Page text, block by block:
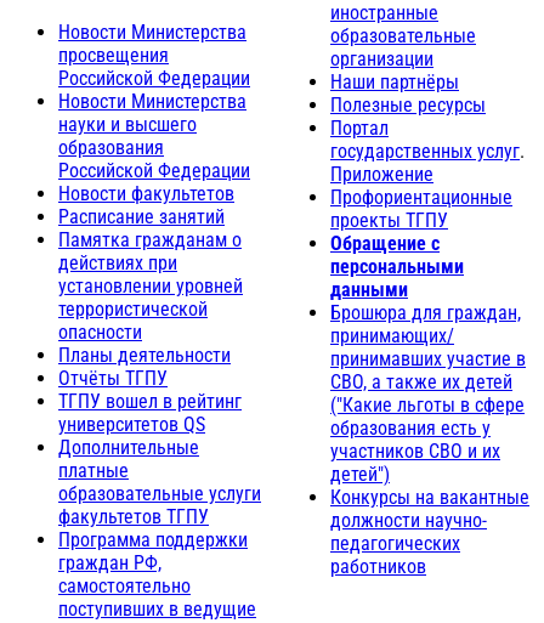
Новости Министерства
просвещения
Российской Федерации
Новости Министерства
науки и высшего
образования
Российской Федерации
Новости факультетов
Расписание занятий
Памятка гражданам о
действиях при
установлении уровней
террористической
опасности
Планы деятельности
Отчёты ТГПУ
ТГПУ вошел в рейтинг
университетов QS
Дополнительные
платные
образовательные услуги
факультетов ТГПУ
Программа поддержки
граждан РФ,
самостоятельно
поступивших в ведущие
иностранные
образовательные
организации
Наши партнёры
Полезные ресурсы
Портал
государственных услуг.
Приложение
Профориентационные
проекты ТГПУ
Обращение с
персональными
данными
Брошюра для граждан,
принимающих/
принимавших участие в
СВО, а также их детей
("Какие льготы в сфере
образования есть у
участников СВО и их
детей")
Конкурсы на вакантные
должности научно-
педагогических
работников